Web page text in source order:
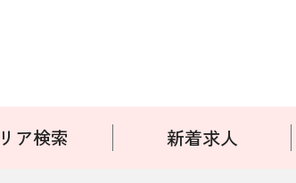
ア検索 新着求人